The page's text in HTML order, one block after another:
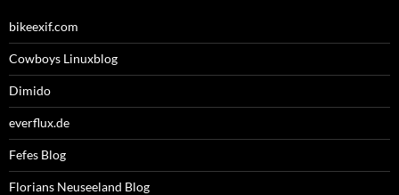
bikeexif.com
Cowboys Linuxblog
Dimido
everflux.de
Fefes Blog
Florians Neuseeland Blog